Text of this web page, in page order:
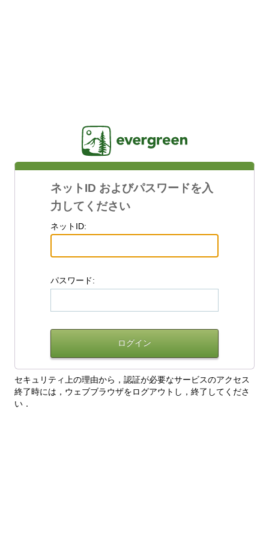
ネットID およびパスワードを入
力してください
ネットID:
パスワード:
セキュリティ上の理由から，認証が必要なサービスのアクセス
終了時には，ウェブブラウザをログアウトし，終了してくださ
い．